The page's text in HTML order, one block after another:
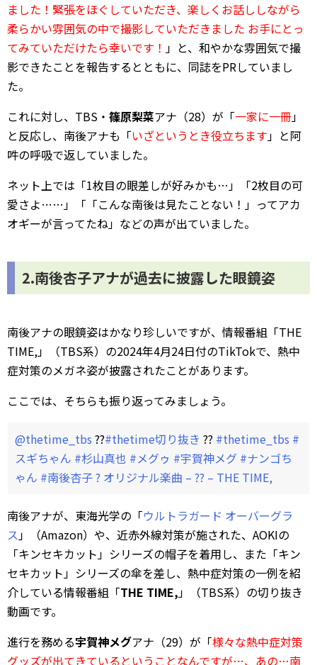
ました！緊張をほぐしていただき、楽しくお話ししながら
柔らかい雰囲気の中で撮影していただきました お手にとっ
てみていただけたら幸いです！ 」と、和やかな雰囲気で撮
影できたことを報告するとともに、同誌をPRしていまし
た。
これに対し、TBS・ 篠原梨菜アナ（28）が「一家に一冊 」
と反応し、南後アナも「いざというとき役立ちます 」と阿
吽の呼吸で返していました。
ネット上では「1枚目の眼差しが好みかも…」「2枚目の可
愛さよ……」「「こんな南後は見たことない！」ってアカ
オギーが言ってたね」などの声が出ていました。
2.南後杏子アナが過去に披露した眼鏡姿
南後アナの眼鏡姿はかなり珍しいですが、情報番組「THE
TIME,」（TBS系）の2024年4月24日付のTikTokで、熱中
症対策のメガネ姿が披露されたことがあります。
ここでは、そちらも振り返ってみましょう。
@thetime_tbs ??#thetime切り抜き ?? #thetime_tbs #
スギちゃん #杉山真也 #メグゥ #宇賀神メグ #ナンゴち
ゃん #南後杏子? オリジナル楽曲 – ?? – THE TIME,
南後アナが、東海光学の「ウルトラガード オーバーグラ
ス 」（Amazon）や、近赤外線対策が施された、AOKIの
「キンセキカット」シリーズの帽子を着用し、また「キン
セキカット」シリーズの傘を差し、熱中症対策の一例を紹
介している情報番組「THE TIME, 」（TBS系）の切り抜き
動画です。
進行を務める宇賀神メグアナ（29）が「様々な熱中症対策
グッズが出てきているということなんですが…、あの…南